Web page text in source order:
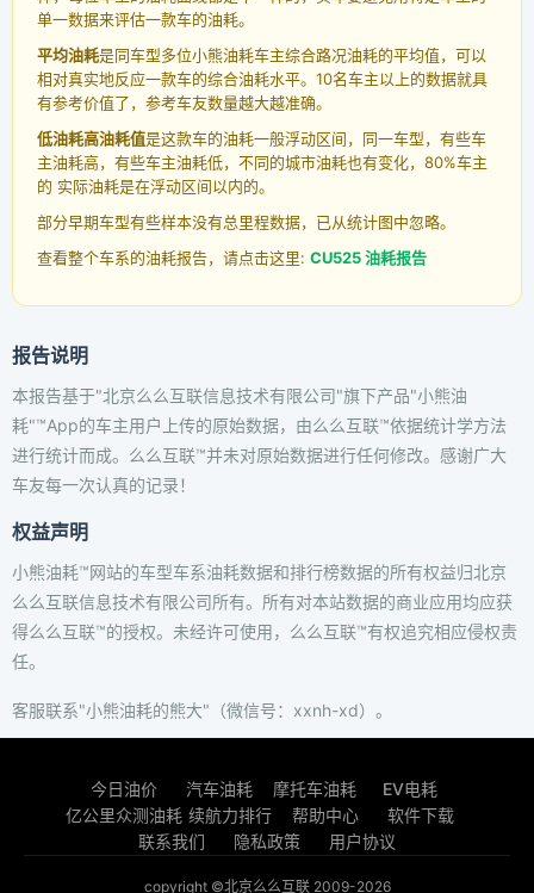
单一数据来评估一款车的油耗。
平均油耗是同车型多位小熊油耗车主综合路况油耗的平均值，可以
相对真实地反应一款车的综合油耗水平。10名车主以上的数据就具
有参考价值了，参考车友数量越大越准确。
低油耗高油耗值是这款车的油耗一般浮动区间，同一车型，有些车
主油耗高，有些车主油耗低，不同的城市油耗也有变化，80%车主
的 实际油耗是在浮动区间以内的。
部分早期车型有些样本没有总里程数据，已从统计图中忽略。
查看整个车系的油耗报告，请点击这里: CU525 油耗报告
报告说明
本报告基于"北京么么互联信息技术有限公司"旗下产品"小熊油
耗"™App的车主用户上传的原始数据，由么么互联™依据统计学方法
进行统计而成。么么互联™并未对原始数据进行任何修改。感谢广大
车友每一次认真的记录！
权益声明
小熊油耗™网站的车型车系油耗数据和排行榜数据的所有权益归北京
么么互联信息技术有限公司所有。所有对本站数据的商业应用均应获
得么么互联™的授权。未经许可使用，么么互联™有权追究相应侵权责
任。
客服联系"小熊油耗的熊大"（微信号：xxnh-xd）。
今日油价 汽车油耗 摩托车油耗
EV电耗
亿公里众测油耗 续航力排行 帮助中心
软件下载
联系我们
隐私政策 用户协议
copyright ©北京么么互联 2009-2026